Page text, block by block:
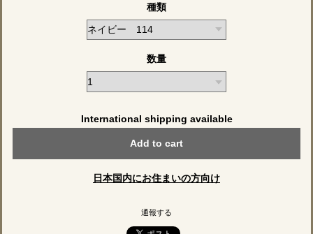
種類
数量
International shipping available
Add to cart
日本国内にお住まいの方向け
通報する